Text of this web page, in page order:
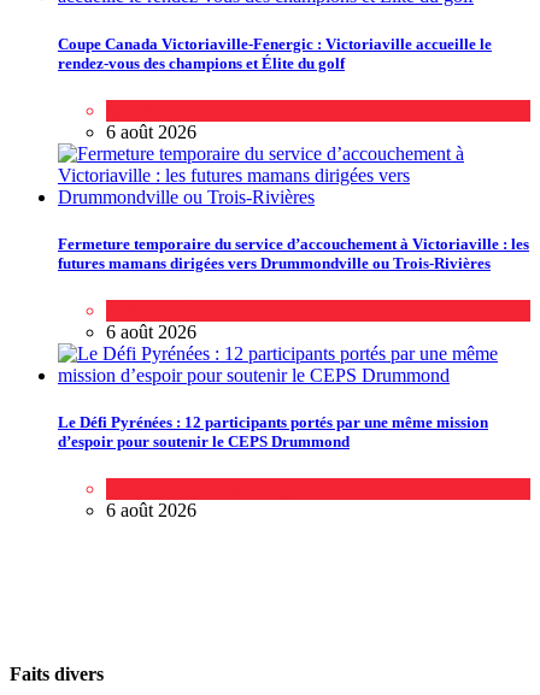
Coupe Canada Victoriaville-Fenergic : Victoriaville accueille le
rendez-vous des champions et Élite du golf
6 août 2026
Fermeture temporaire du service d’accouchement à Victoriaville : les
futures mamans dirigées vers Drummondville ou Trois-Rivières
6 août 2026
Le Défi Pyrénées : 12 participants portés par une même mission
d’espoir pour soutenir le CEPS Drummond
6 août 2026
Faits divers